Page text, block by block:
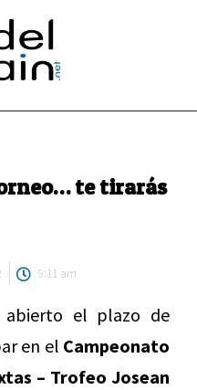
te tirarás
9:11 am
abierto el plazo de
en el Campeonato
– Trofeo Josean